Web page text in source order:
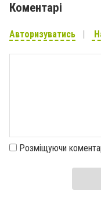
Коментарі
Авторизуватись
Розміщуючи